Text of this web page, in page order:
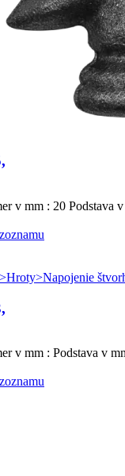
v mm : 20 Podstava
v mm : Podstava v